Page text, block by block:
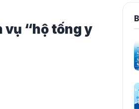
vụ “hộ tống y